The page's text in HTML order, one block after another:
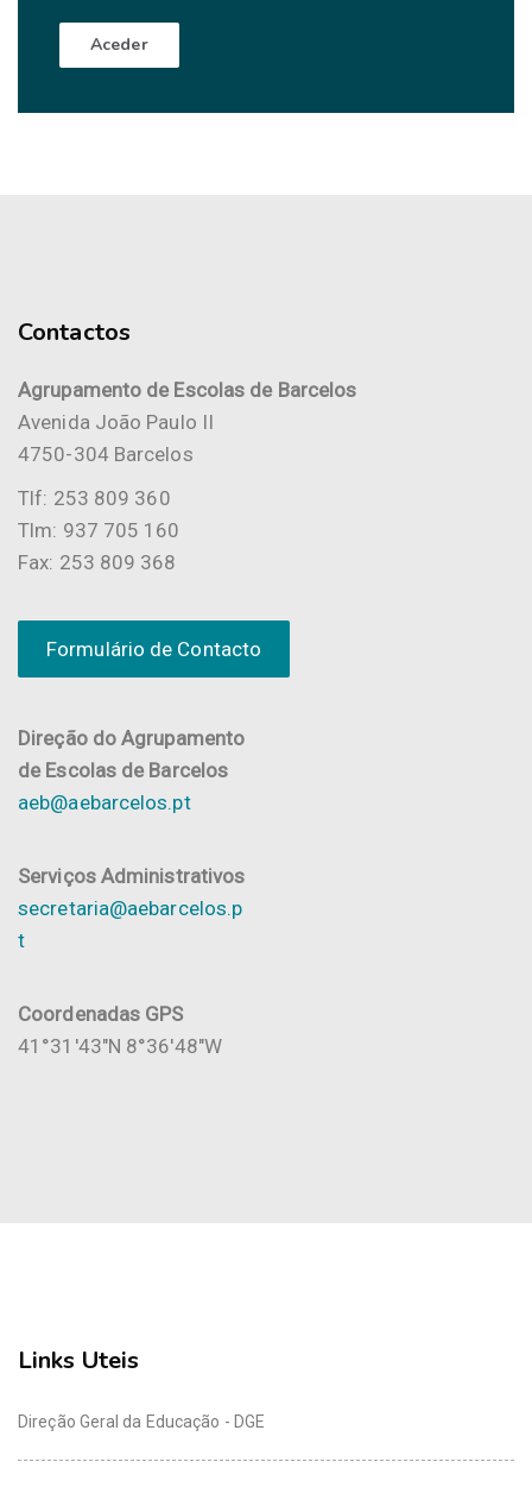
Aceder
Contactos
Agrupamento de Escolas de Barcelos
Avenida João Paulo II
4750-304 Barcelos
Tlf: 253 809 360
Tlm: 937 705 160
Fax: 253 809 368
Formulário de Contacto
Direção do Agrupamento
de Escolas de Barcelos
aeb@aebarcelos.pt
Serviços Administrativos
secretaria@aebarcelos.p
t
Coordenadas GPS
41°31'43"N 8°36'48"W
Links Uteis
Direção Geral da Educação - DGE